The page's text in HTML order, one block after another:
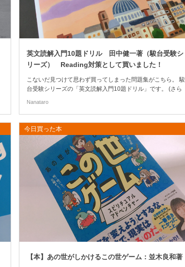
英文読解入門10題ドリル 田中健一著（駿台受験シ
リーズ） Reading対策として買いました！
こないだ見つけて思わず買ってしまった問題集がこちら。 駿
台受験シリーズの「英文読解入門10題ドリル」です。 (さら
Nanataro
今日買った本
【本】あの世がしかけるこの世ゲーム：並木良和著